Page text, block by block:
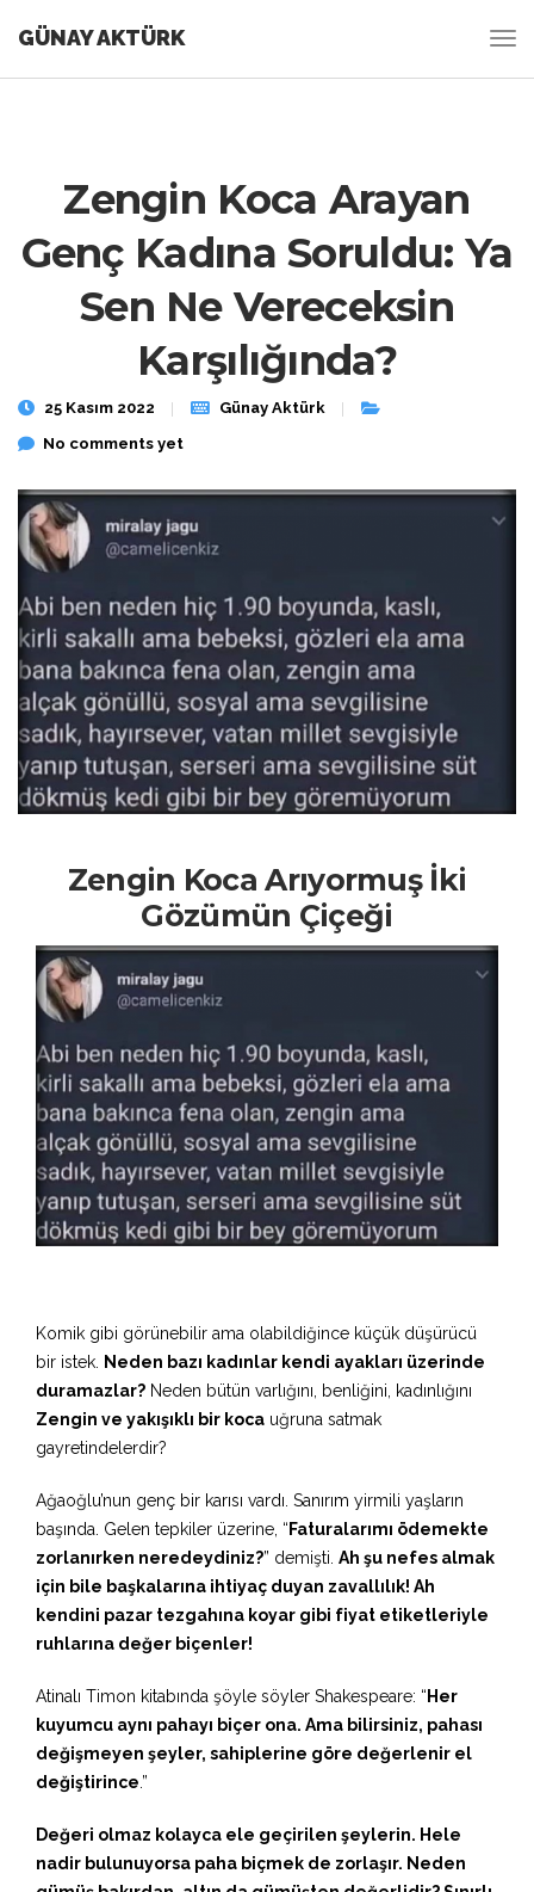
GÜNAY AKTÜRK
Zengin Koca Arayan
Genç Kadına Soruldu: Ya
Sen Ne Vereceksin
Karşılığında?
25 Kasım 2022
Günay Aktürk
No comments yet
Zengin Koca Arıyormuş İki
Gözümün Çiçeği
Komik gibi görünebilir ama olabildiğince küçük düşürücü
bir istek. Neden bazı kadınlar kendi ayakları üzerinde
duramazlar? Neden bütün varlığını, benliğini, kadınlığını
Zengin ve yakışıklı bir koca uğruna satmak
gayretindelerdir?
Ağaoğlu’nun genç bir karısı vardı. Sanırım yirmili yaşların
başında. Gelen tepkiler üzerine, “ Faturalarımı ödemekte
zorlanırken neredeydiniz?” demişti. Ah şu nefes almak
için bile başkalarına ihtiyaç duyan zavallılık! Ah
kendini pazar tezgahına koyar gibi fiyat etiketleriyle
ruhlarına değer biçenler!
Atinalı Timon kitabında şöyle söyler Shakespeare: “ Her
kuyumcu aynı pahayı biçer ona. Ama bilirsiniz, pahası
değişmeyen şeyler, sahiplerine göre değerlenir el
değiştirince .”
Değeri olmaz kolayca ele geçirilen şeylerin. Hele
nadir bulunuyorsa paha biçmek de zorlaşır. Neden